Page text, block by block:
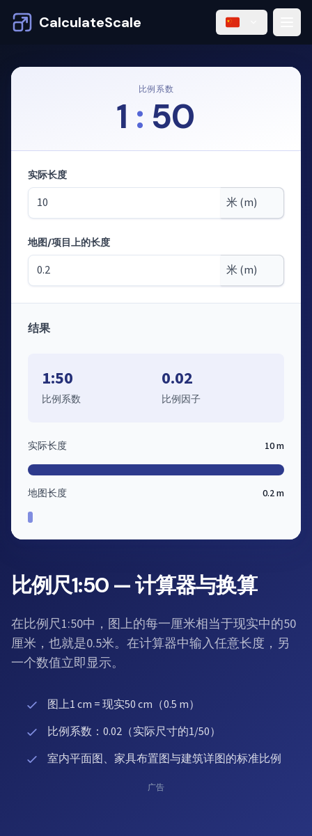
CalculateScale
比例尺1:50 — 计算器与换算
在比例尺1:50中，图上的每一厘米相当于现实中的50
厘米，也就是0.5米。在计算器中输入任意长度，另
一个数值立即显示。
图上1 cm = 现实50 cm（0.5 m）
比例系数：0.02（实际尺寸的1/50）
室内平面图、家具布置图与建筑详图的标准比例
比例系数
1 : 50
模式：根据比例尺计算长度
实际长度
地图/项目上的长度
结果
1:50
比例系数
0.02
比例因子
实际长度 10 m
地图长度 0.2 m
广告